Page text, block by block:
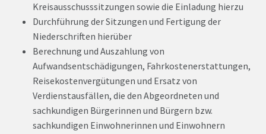
Kreisausschusssitzungen sowie die Einladung hierzu
Durchführung der Sitzungen und Fertigung der
Niederschriften hierüber
Berechnung und Auszahlung von
Aufwandsentschädigungen, Fahrkostenerstattungen,
Reisekostenvergütungen und Ersatz von
Verdienstausfällen, die den Abgeordneten und
sachkundigen Bürgerinnen und Bürgern bzw.
sachkundigen Einwohnerinnen und Einwohnern